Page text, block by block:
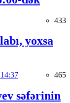
433
yoxsa
465
səfərinin